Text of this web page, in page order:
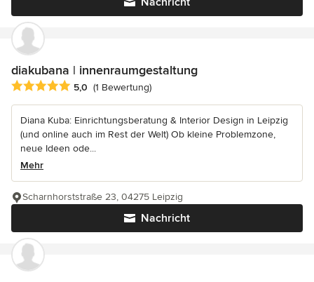
diakubana | innenraumgestaltung
Durchschnittliche Bewertung: 5 von 5 Sternen
5,0 (1 Bewertung)
Diana Kuba: Einrichtungsberatung & Interior Design in Leipzig
(und online auch im Rest der Welt) Ob kleine Problemzone,
neue Ideen ode...
Mehr
Nachricht
Scharnhorststraße 23, 04275 Leipzig